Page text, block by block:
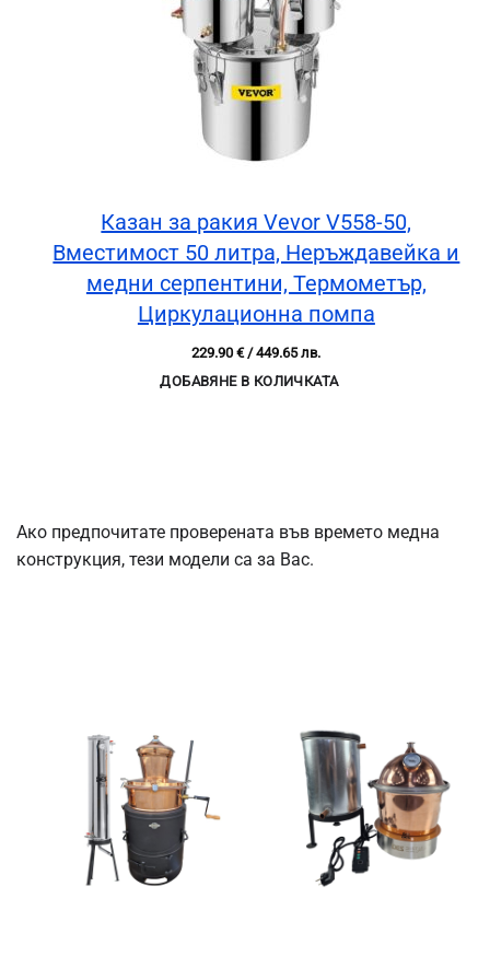
Казан за ракия Vevor V558-50,
Вместимост 50 литра, Неръждавейка и
медни серпентини, Термометър,
Циркулационна помпа
229.90€/ 449.65 лв.
ДОБАВЯНЕ В КОЛИЧКАТА
Ако предпочитате проверената във времето медна
конструкция, тези модели са за Вас.